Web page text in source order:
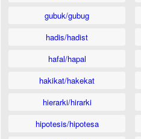
gubuk/gubug
hadis/hadist
hafal/hapal
hakikat/hakekat
hierarki/hirarki
hipotesis/hipotesa